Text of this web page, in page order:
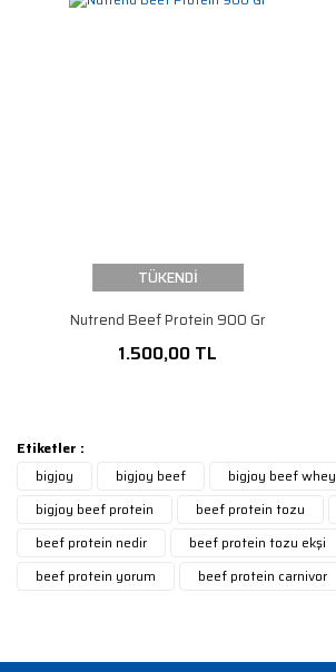
TÜKENDİ
Nutrend Beef Protein 900 Gr
1.500,00 TL
Etiketler :
bigjoy
bigjoy beef
bigjoy beef whey
bigjoy beef protein
beef protein tozu
beef protein nedir
beef protein tozu ekşi
beef protein yorum
beef protein carnivor